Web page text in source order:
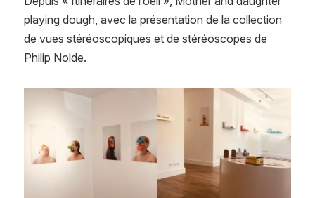
playing dough, avec la présentation de la collection
de vues stéréoscopiques et de stéréoscopes de
Philip Nolde.